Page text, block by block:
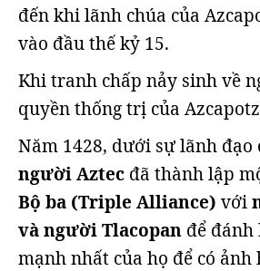
đến khi lãnh chúa của
vào đầu thế kỷ 15.
Khi tranh chấp nảy sinh về
quyền thống trị của
Năm 1428, dưới sự lãnh đạo
người Aztec đã thành lập
Bộ ba (Triple Alliance) với
và người Tlacopan để
mạnh nhất của họ để có